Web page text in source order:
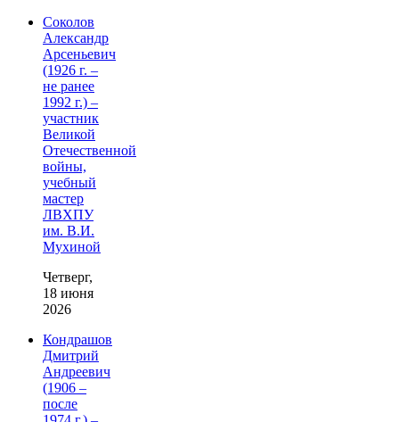
Соколов
Александр
Арсеньевич
(1926 г. –
не ранее
1992 г.) –
участник
Великой
Отечественной
войны,
учебный
мастер
ЛВХПУ
им. В.И.
Мухиной
Четверг,
18 июня
2026
Кондрашов
Дмитрий
Андреевич
(1906 –
после